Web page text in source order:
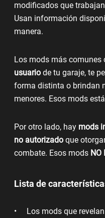
modificados que
Usan información
manera.
Los mods más comunes
usuario de tu garaje, te
forma distinta o brindan
menores. Esos mods
Por otro lado, hay mods
no autorizado que
combate. Esos mods NO
Lista de
Los mods que